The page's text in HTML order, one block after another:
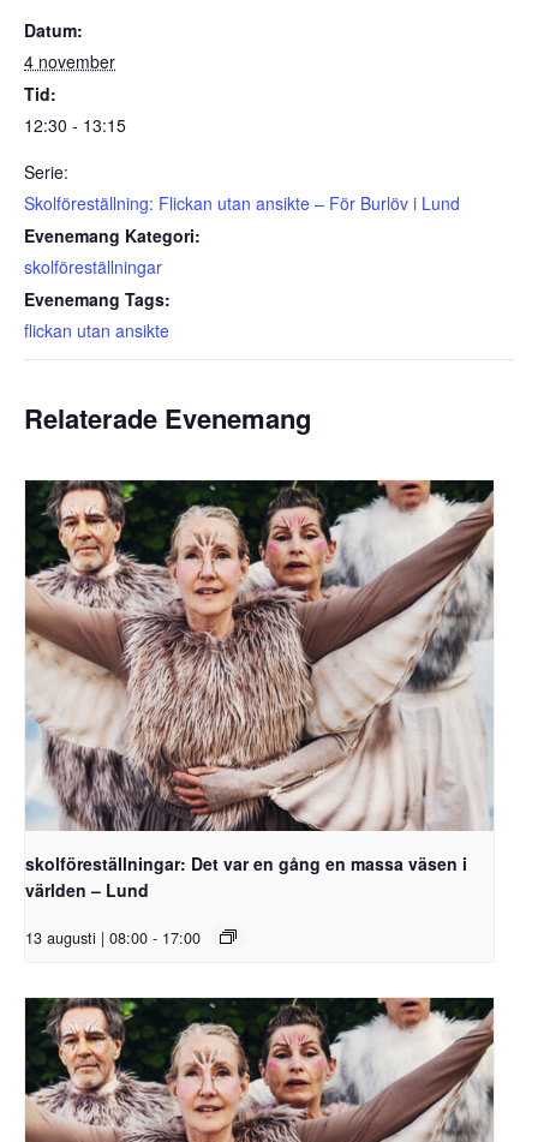
Datum:
4 november
Tid:
12:30 - 13:15
Serie:
Skolföreställning: Flickan utan ansikte – För Burlöv i Lund
Evenemang Kategori:
skolföreställningar
Evenemang Tags:
flickan utan ansikte
Relaterade Evenemang
skolföreställningar: Det var en gång en massa väsen i
världen – Lund
13 augusti | 08:00 - 17:00